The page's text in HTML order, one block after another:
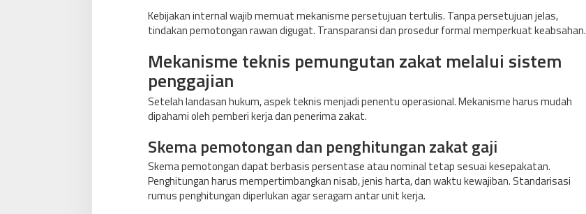
Kebijakan internal wajib memuat mekanisme persetujuan tertulis. Tanpa persetujuan jelas,
tindakan pemotongan rawan digugat. Transparansi dan prosedur formal memperkuat keabsahan.
Mekanisme teknis pemungutan zakat melalui sistem
penggajian
Setelah landasan hukum, aspek teknis menjadi penentu operasional. Mekanisme harus mudah
dipahami oleh pemberi kerja dan penerima zakat.
Skema pemotongan dan penghitungan zakat gaji
Skema pemotongan dapat berbasis persentase atau nominal tetap sesuai kesepakatan.
Penghitungan harus mempertimbangkan nisab, jenis harta, dan waktu kewajiban. Standarisasi
rumus penghitungan diperlukan agar seragam antar unit kerja.